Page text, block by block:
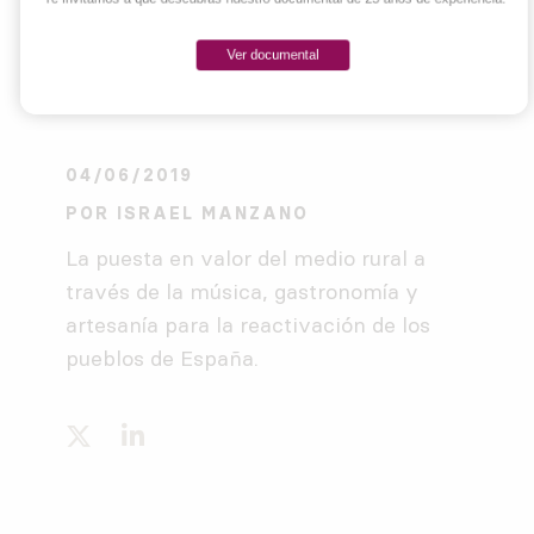
04/06/2019
POR
ISRAEL MANZANO
La puesta en valor del medio rural a
través de la música, gastronomía y
artesanía para la reactivación de los
pueblos de España.
Ver documental